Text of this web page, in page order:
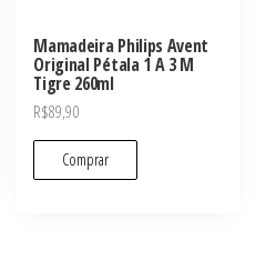
Mamadeira Philips Avent
Original Pétala 1 A 3 M
Tigre 260ml
R$89,90
Comprar